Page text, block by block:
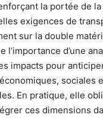
la portée de la
exigences de
sur la double
l’importance d’une
impacts pour
sociales
En pratique, elle
ces dimensions